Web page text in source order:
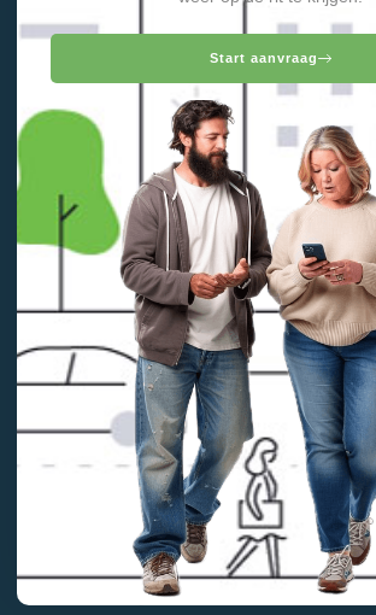
Start aanvraag